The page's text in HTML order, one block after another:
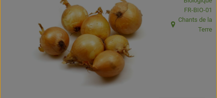
Accessoires et divers
Cosmétique et hygiène
, Autorité
FR-BIO-01
, Origine:
Chants de la
Terre